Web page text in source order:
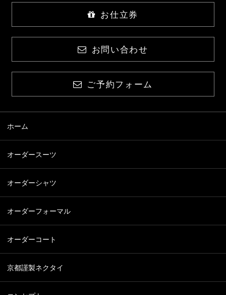
お仕立券
お問い合わせ
ご予約フォーム
ホーム
オーダースーツ
オーダーシャツ
オーダーフォーマル
オーダーコート
京都謹製ネクタイ